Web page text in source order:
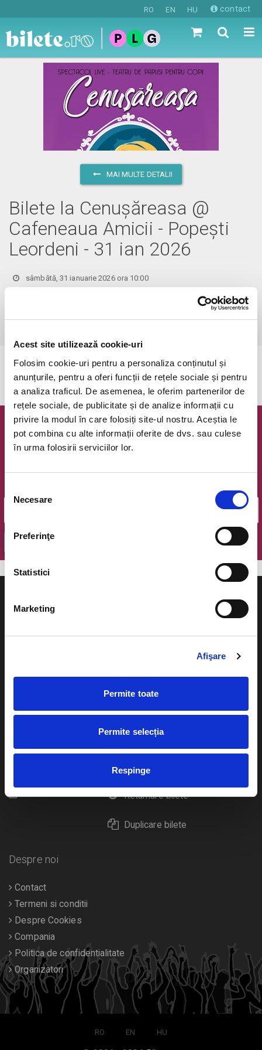
Acest site utilizează cookie-uri
Folosim cookie-uri pentru a personaliza conținutul și
anunțurile, pentru a oferi funcții de rețele sociale și pentru
a analiza traficul. De asemenea, le oferim partenerilor de
rețele sociale, de publicitate și de analize informații cu
privire la modul în care folosiți site-ul nostru. Aceștia le
pot combina cu alte informații oferite de dvs. sau culese
în urma folosirii serviciilor lor.
consimțământului
Necesare
Preferinţe
Statistici
Marketing
Afişare
Permite toate
Permite selecția
Respinge
RO EN HU contact
MAI MULTE DETALII
Bilete la Cenușăreasa @
Cafeneaua Amicii - Popești
Leordeni - 31 ian 2026
sâmbătă, 31 ianuarie 2026 ora 10:00
Evenimentul a expirat.
Newsletter @ Bilete.ro
OK
Cum comand bilete?
eBilet printat acasa
Livrare prin curier
Returnare bilete
Duplicare bilete
Cultura
Calendar
Despre noi
Contact
Termeni si conditii
Despre Cookies
Compania
Politica de confidentialitate
Organizatori
RO EN HU